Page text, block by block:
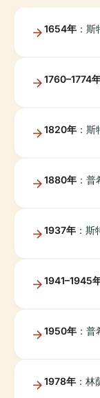
1654年 ：
1760–1774
1820年 ：
1880年 ：
1937年 ：斯
1941–1945
1950年 ：
1978年 ：